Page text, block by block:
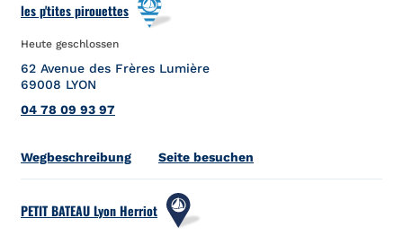
les p'tites pirouettes
Heute geschlossen
62 Avenue des Frères Lumière
69008 LYON
04 78 09 93 97
WegbeschreibungLink Opens in New Tab
Seite besuchen
PETIT BATEAU Lyon Herriot